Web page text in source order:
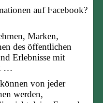
auf Facebook?
Marken,
des öffentlichen
Erlebnisse mit
…
von jeder
werden,